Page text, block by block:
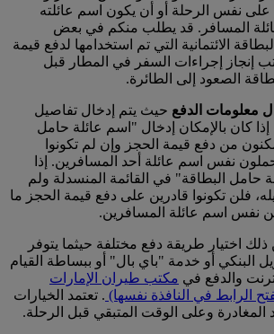
نفس الرحلة أو أن يكون اسم عائلته
المسافر. قد يطلب منكم في بعض
الائتمانية التي تم استخدامها لدفع قيمة
إنجاز إجراءات السفر في المطار قبل
الصعود إلى الطائرة.
معلومات الدفع حيث يتم إدخال تفاصيل
إذا كان بالإمكان إدخال "اسم عائلة حامل
من دفع قيمة الحجز وإن لم تكونوا
نفس اسم عائلة أحد المسافرين. إذا
حامل البطاقة" في القائمة المنسدلة ولم
فلن تكونوا قادرين على دفع قيمة الحجز ما
نفس اسم عائلة المسافرين.
ذلك اختيار طريقة دفع مختلفة حيثما يتوفر
البنكي أو خدمة "باي بال" أو ببساطة القيام
والدفع في مكتب طيران الإمارات
الرابط في النافذة نفسها) . تعتمد الخيارات
المغادرة وعلى الوقت المتبقي قبل الرحلة.